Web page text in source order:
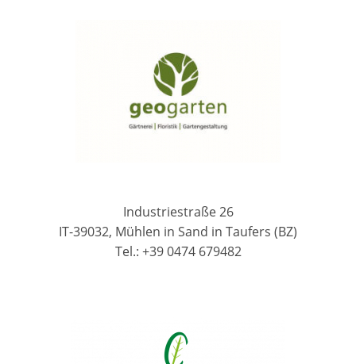
Industriestraße 26
IT-39032, Mühlen in Sand in Taufers (BZ)
Tel.: +39 0474 679482